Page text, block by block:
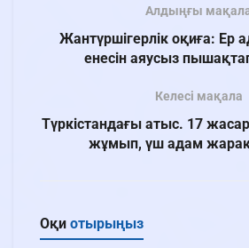
Алдыңғы
Жантүршігерлік оқиға: Ер
енесін аяусыз
Келесі мақала
Түркістандағы атыс. 17
жұмып, үш адам
Оқи отырыңыз